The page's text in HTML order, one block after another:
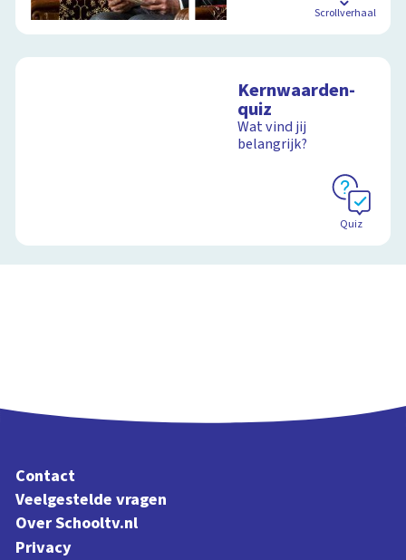
Scrollverhaal
Kernwaarden-
quiz
Wat vind jij
belangrijk?
Quiz
Contact
Veelgestelde vragen
Over Schooltv.nl
Privacy